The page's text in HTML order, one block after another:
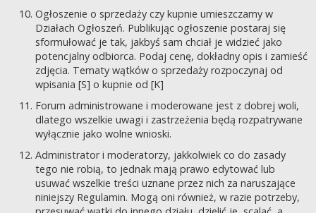
Ogłoszenie o sprzedaży czy kupnie umieszczamy w
Działach Ogłoszeń. Publikując ogłoszenie postaraj się
sformułować je tak, jakbyś sam chciał je widzieć jako
potencjalny odbiorca. Podaj cenę, dokładny opis i zamieść
zdjęcia. Tematy wątków o sprzedaży rozpoczynaj od
wpisania [S] o kupnie od [K]
Forum administrowane i moderowane jest z dobrej woli,
dlatego wszelkie uwagi i zastrzeżenia będą rozpatrywane
wyłącznie jako wolne wnioski.
Administrator i moderatorzy, jakkolwiek co do zasady
tego nie robią, to jednak mają prawo edytować lub
usuwać wszelkie treści uznane przez nich za naruszające
niniejszy Regulamin. Mogą oni również, w razie potrzeby,